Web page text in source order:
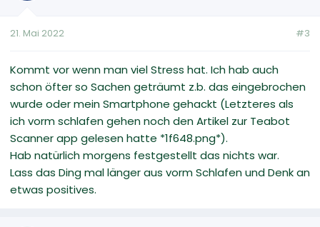
21. Mai 2022 #3
Kommt vor wenn man viel Stress hat. Ich hab auch
schon öfter so Sachen geträumt z.b. das eingebrochen
wurde oder mein Smartphone gehackt (Letzteres als
ich vorm schlafen gehen noch den Artikel zur Teabot
Scanner app gelesen hatte *1f648.png*).
Hab natürlich morgens festgestellt das nichts war.
Lass das Ding mal länger aus vorm Schlafen und Denk an
etwas positives.